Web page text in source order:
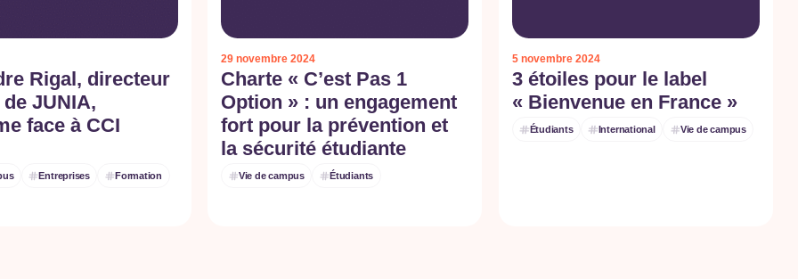
Rigal, directeur
JUNIA,
face à CCI
Entreprises Formation
29 novembre 2024
Charte « C’est Pas 1
Option » : un engagement
fort pour la prévention et
la sécurité étudiante
Vie de campus Étudiants
5 novembre 2024
3 étoiles pour le label
« Bienvenue en France »
Étudiants International Vie de campus